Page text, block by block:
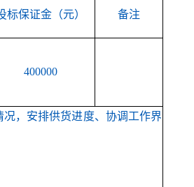
标保证金（元） 备注
400000
，安排供货进度、协调工作界